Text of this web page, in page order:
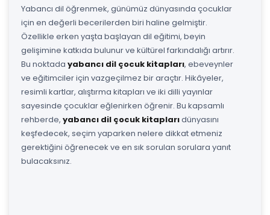
Yabancı dil öğrenmek, günümüz dünyasında çocuklar
için en değerli becerilerden biri haline gelmiştir.
Özellikle erken yaşta başlayan dil eğitimi, beyin
gelişimine katkıda bulunur ve kültürel farkındalığı artırır.
Bu noktada yabancı dil çocuk kitapları, ebeveynler
ve eğitimciler için vazgeçilmez bir araçtır. Hikâyeler,
resimli kartlar, alıştırma kitapları ve iki dilli yayınlar
sayesinde çocuklar eğlenirken öğrenir. Bu kapsamlı
rehberde, yabancı dil çocuk kitaplarıdünyasını
keşfedecek, seçim yaparken nelere dikkat etmeniz
gerektiğini öğrenecek ve en sık sorulan sorulara yanıt
bulacaksınız.